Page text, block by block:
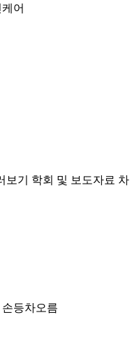
어
보기 학회 및 보도자료 차
손등차오름